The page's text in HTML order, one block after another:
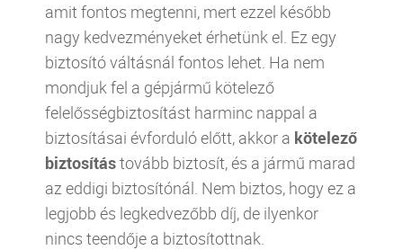
amit fontos megtenni, mert ezzel később
nagy kedvezményeket érhetünk el. Ez egy
biztosító váltásnál fontos lehet. Ha nem
mondjuk fel a gépjármű kötelező
felelősségbiztosítást harminc nappal a
biztosításai évforduló előtt, akkor a kötelező
biztosítástovább biztosít, és a jármű marad
az eddigi biztosítónál. Nem biztos, hogy ez a
legjobb és legkedvezőbb díj, de ilyenkor
nincs teendője a biztosítottnak.